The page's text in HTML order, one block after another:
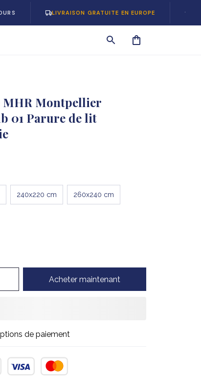
LIVRAISON GRATUITE EN EUROPE -5% SUR
MHR Montpellier
01 Parure de lit
240x220 cm 260x240 cm
Acheter maintenant
de paiement